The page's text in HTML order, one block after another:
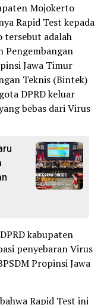
Mojokerto
Rapid Test kepada
tersebut adalah
Pengembangan
Jawa Timur
Teknis (Bintek)
DPRD keluar
bebas dari Virus
kabupaten
penyebaran Virus
Propinsi Jawa
Rapid Test ini